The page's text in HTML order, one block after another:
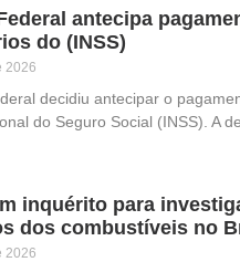
antecipa
do (INSS)
2026
decidiu antecipar o
do Seguro Social (INSS). A
inquérito para
dos combustíveis no
2026